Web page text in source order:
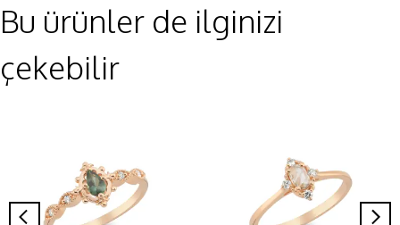
Bu ürünler de ilginizi
çekebilir